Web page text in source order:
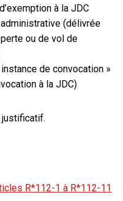
à la JDC
(délivrée
ou de vol de
de convocation »
à la JDC)
justificatif.
R*112-1 à R*112-11